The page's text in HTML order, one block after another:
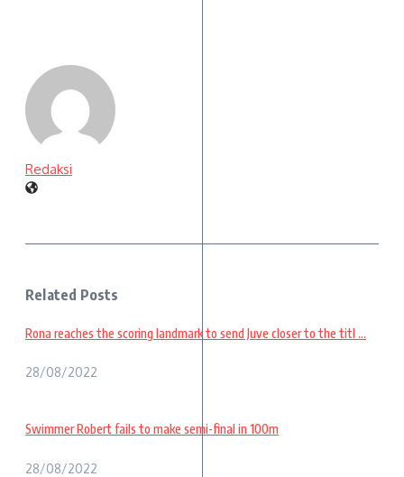
Redaksi
Related Posts
Rona reaches the scoring landmark to send Juve closer to the titl ...
28/08/2022
Swimmer Robert fails to make semi-final in 100m
28/08/2022